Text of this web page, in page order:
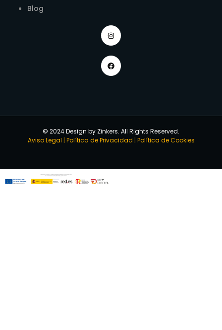
Blog
© 2024 Design by Zinkers. All Rights Reserved.
Aviso Legal | Política de Privacidad | Política de Cookies